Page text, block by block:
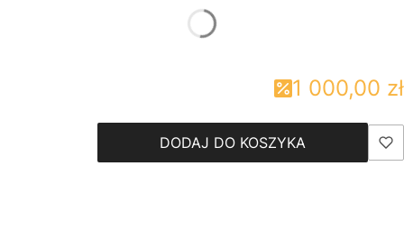
1 000,00 zł
DODAJ DO KOSZYKA